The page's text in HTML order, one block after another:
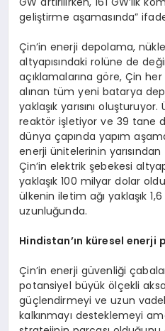
geliştirme aşamasında”
Çin’in enerji depolama,
altyapısındaki rolüne de
açıklamalarına göre, Çin
alınan tüm yeni batarya
yaklaşık yarısını
reaktör işletiyor ve 39 tane
dünya çapında yapım
enerji ünitelerinin yarısından
Çin’in elektrik şebekesi
yaklaşık 100 milyar dolar
ülkenin iletim ağı yaklaşık
uzunluğunda.
Hindistan’ın küresel enerji
Çin’in enerji güvenliği
potansiyel büyük ölçekli
güçlendirmeyi ve uzun
kalkınmayı desteklemeyi